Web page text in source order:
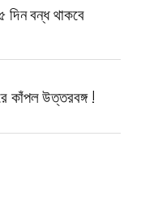
দিন বন্ধ থাকবে
কাঁপল উত্তরবঙ্গ !